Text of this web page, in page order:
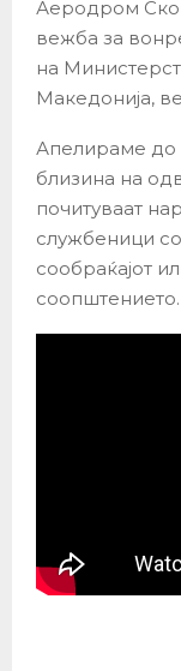
Аеродром
вежба за
на
Македонија,
Апелираме до
близина на
почитуваат
службеници
сообраќајот
соопштението.